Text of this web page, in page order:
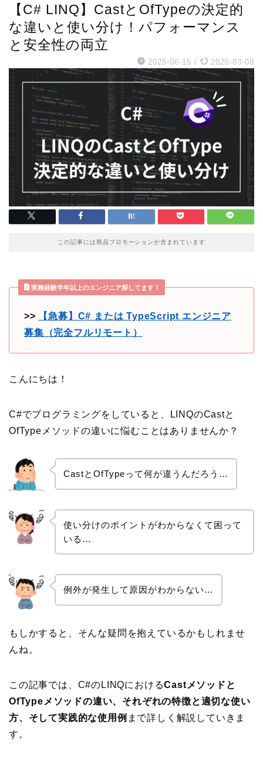
【C# LINQ】CastとOfTypeの決定的
な違いと使い分け！パフォーマンス
と安全性の両立
2025-06-15 / 2026-03-08
この記事には商品プロモーションが含まれています
実務経験半年以上のエンジニア探してます！
>>
【急募】C# または TypeScript エンジニア
募集（完全フルリモート）
こんにちは！
C#でプログラミングをしていると、LINQのCastと
OfTypeメソッドの違いに悩むことはありませんか？
CastとOfTypeって何が違うんだろう…
使い分けのポイントがわからなくて困って
いる…
例外が発生して原因がわからない…
もしかすると、そんな疑問を抱えているかもしれませ
んね。
この記事では、C#のLINQにおけるCastメソッドと
OfTypeメソッドの違い、それぞれの特徴と適切な使い
方、そして実践的な使用例 まで詳しく解説していきま
す。